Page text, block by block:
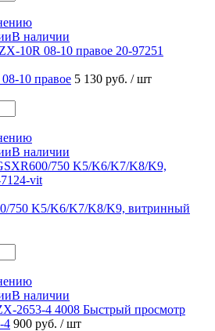
В наличии
10 правое 5 130 руб. / шт
В наличии
750 K5/K6/K7/K8/K9, витринный
В наличии
Быстрый просмотр
4 900 руб. / шт